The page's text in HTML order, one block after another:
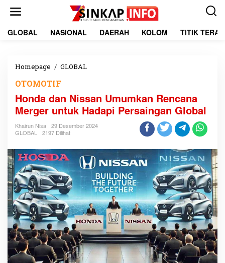
GLOBAL NASIONAL DAERAH KOLOM TITIK
Homepage / GLOBAL
d
a
d
a
n
i
s
s
n
U
m
u
m
k
a
n
R
OTOMOTIF
Honda dan Nissan Umumkan Rencana
Merger untuk Hadapi Persaingan Global
Khairun Nisa
29 Desember 2024
GLOBAL
2197 Dilihat